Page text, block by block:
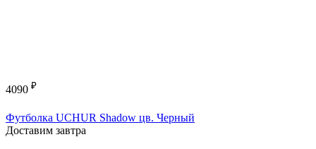
4090 ₽
Футболка UCHUR Shadow цв. Черный
Доставим завтра